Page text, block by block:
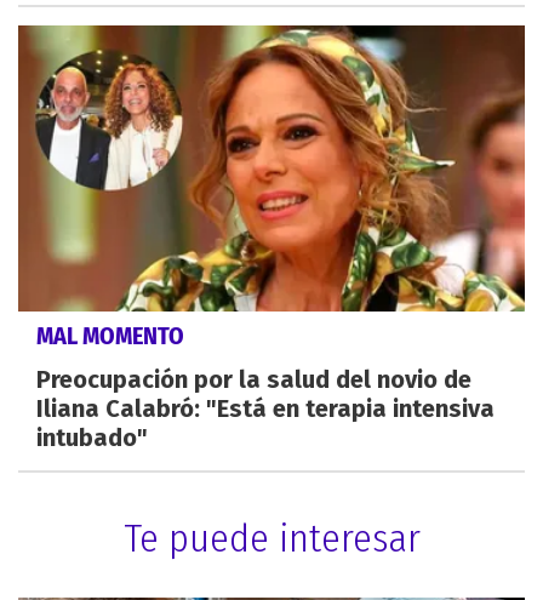
MAL MOMENTO
Preocupación por la salud del novio de
Iliana Calabró: "Está en terapia intensiva
intubado"
Te puede interesar